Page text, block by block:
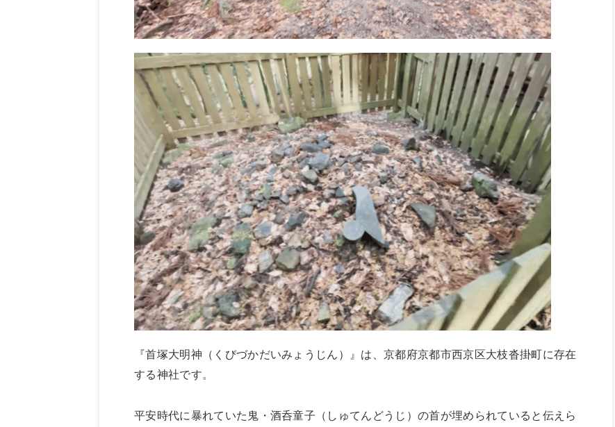
『首塚大明神（くびづかだいみょうじん）』は、京都府京都市西京区大枝沓掛町に存在
する神社です。
平安時代に暴れていた鬼・酒呑童子（しゅてんどうじ）の首が埋められていると伝えら